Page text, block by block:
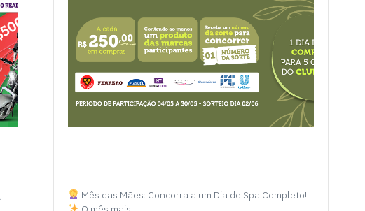
Mês das Mães: Concorra a um Dia de Spa Completo!